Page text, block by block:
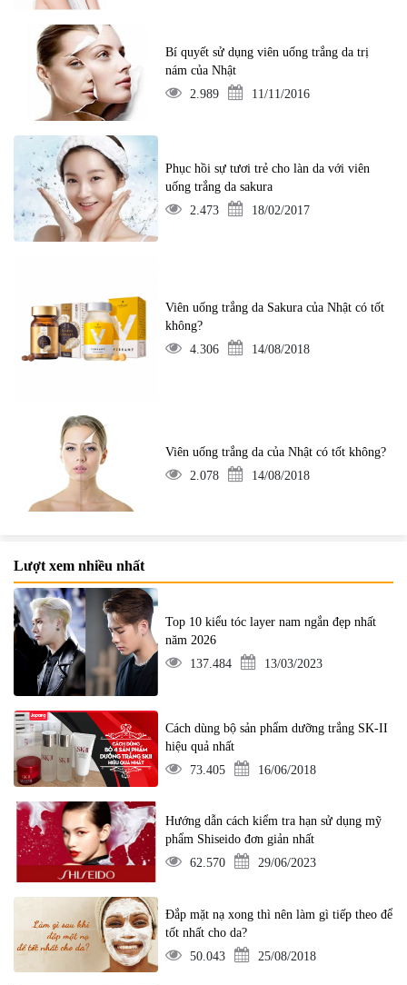
Bí quyết sử dụng viên uống trắng da trị
nám của Nhật
2.989
11/11/2016
Phục hồi sự tươi trẻ cho làn da với viên
uống trắng da sakura
2.473
18/02/2017
Viên uống trắng da Sakura của Nhật có tốt
không?
4.306
14/08/2018
Viên uống trắng da của Nhật có tốt không?
2.078
14/08/2018
Lượt xem nhiều nhất
Top 10 kiểu tóc layer nam ngắn đẹp nhất
năm 2026
137.484
13/03/2023
Cách dùng bộ sản phẩm dưỡng trắng SK-II
hiệu quả nhất
73.405
16/06/2018
Hướng dẫn cách kiểm tra hạn sử dụng mỹ
phẩm Shiseido đơn giản nhất
62.570
29/06/2023
Đắp mặt nạ xong thì nên làm gì tiếp theo để
tốt nhất cho da?
50.043
25/08/2018